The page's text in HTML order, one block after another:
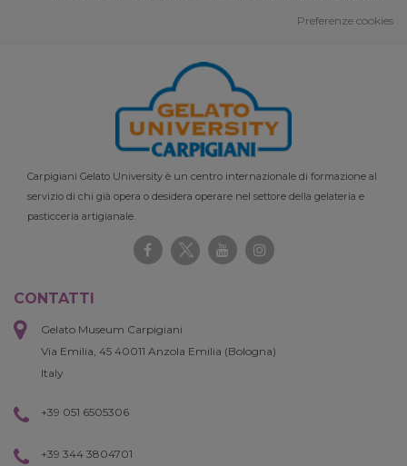
Preferenze cookies
Carpigiani Gelato University è un centro internazionale di formazione al
servizio di chi già opera o desidera operare nel settore della gelateria e
pasticceria artigianale.
CONTATTI
Gelato Museum Carpigiani
Via Emilia, 45 40011 Anzola Emilia (Bologna)
Italy
+39 051 6505306
+39 344 3804701